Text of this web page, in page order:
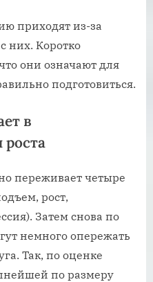
приходят из-за
них. Коротко
они означают для
подготовиться.
в
переживает четыре
рост,
Затем снова по
немного опережать
Так, по оценке
по размеру